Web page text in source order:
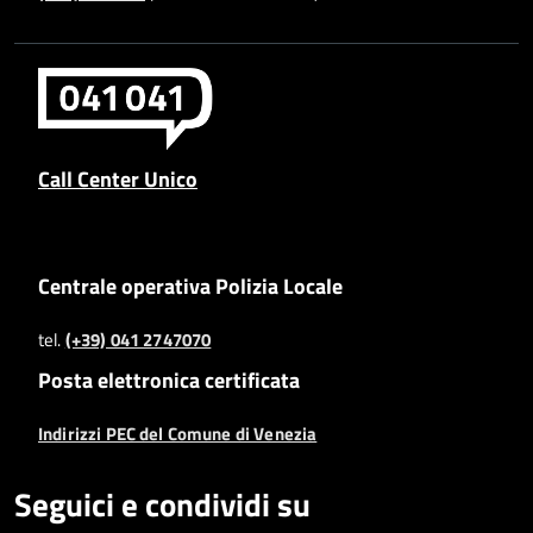
Call Center Unico
Centrale operativa Polizia Locale
tel.(+39) 041 2747070
Posta elettronica certificata
Indirizzi PEC del Comune di Venezia
Seguici e condividi su